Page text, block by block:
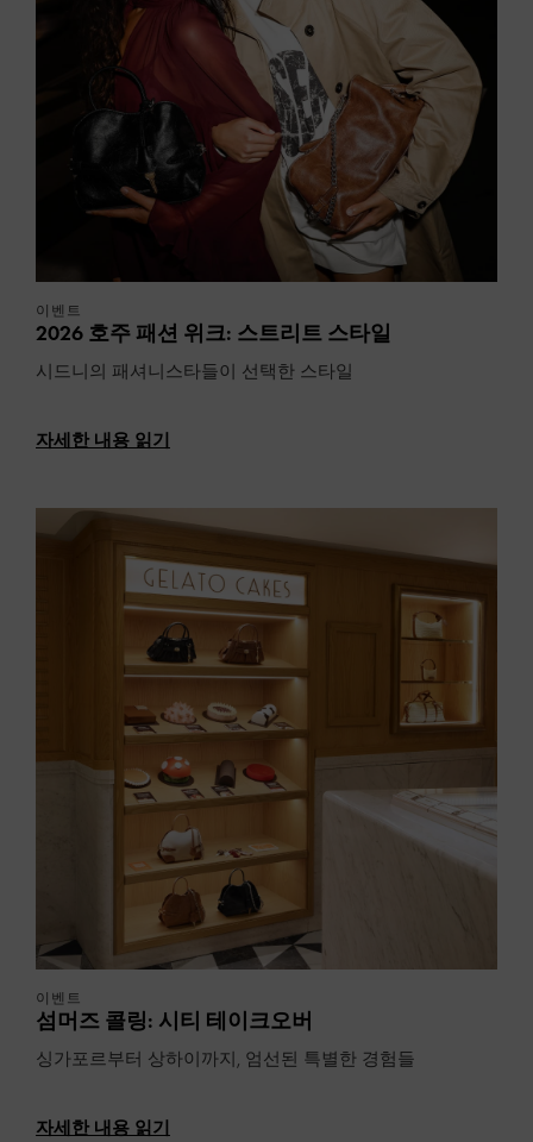
이벤트
2026 호주 패션 위크: 스트리트 스타일
시드니의 패셔니스타들이 선택한 스타일
자세한 내용 읽기
이벤트
섬머즈 콜링: 시티 테이크오버
싱가포르부터 상하이까지, 엄선된 특별한 경험들
자세한 내용 읽기